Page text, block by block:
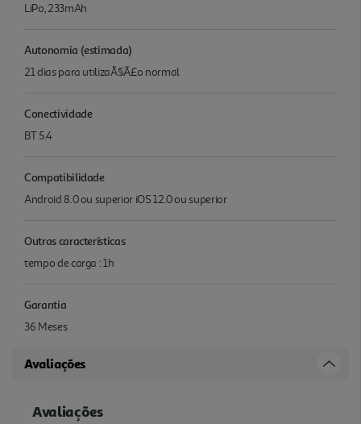
LiPo, 233mAh
Autonomia (estimada)
21 dias para utilizaÃ§Ã£o normal
Conectividade
BT 5.4
Compatibilidade
Android 8.0 ou superior iOS 12.0 ou superior
Outras características
tempo de carga : 1h
Garantia
36 Meses
Avaliações